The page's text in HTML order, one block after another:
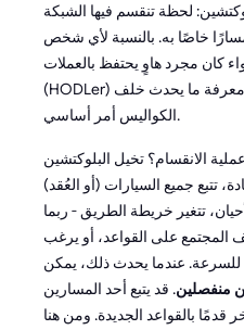
لحظة تنقسم فيها الشبكة
خاصًا به. بالنسبة لأي شخص
كان مجرد هاوٍ يحتفظ بالعملات
(HODLer) أو متداولًا محترفًا، فإن معرفة ما يحدث خلف
الكواليس أمر أساسي.
الانقسام؟ تخيل البلوكتشين
جميع السيارات (أو العُقد)
تتغير خريطة الطريق - ربما
المجتمع على القواعد، أو يرغب
للسرعة. عندما يحدث ذلك، يمكن
منفصلين. قد يتبع أحد المسارين
قدمًا بالقواعد الجديدة. ومن هنا